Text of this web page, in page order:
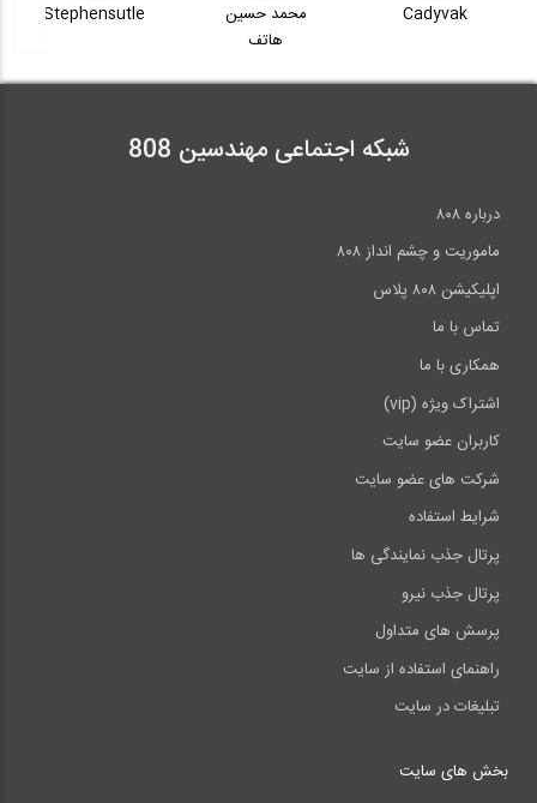
Cadyvak
محمد حسین
هاتف
Stephensutle
شبکه اجتماعی مهندسین 808
درباره ۸۰۸
ماموریت و چشم انداز ۸۰۸
اپلیکیشن ۸۰۸ پلاس
تماس با ما
همکاری با ما
اشتراک ویژه (vip)
کاربران عضو سایت
شرکت های عضو سایت
شرایط استفاده
پرتال جذب نمایندگی ها
پرتال جذب نیرو
پرسش های متداول
راهنمای استفاده از سایت
تبلیغات در سایت
بخش های سایت